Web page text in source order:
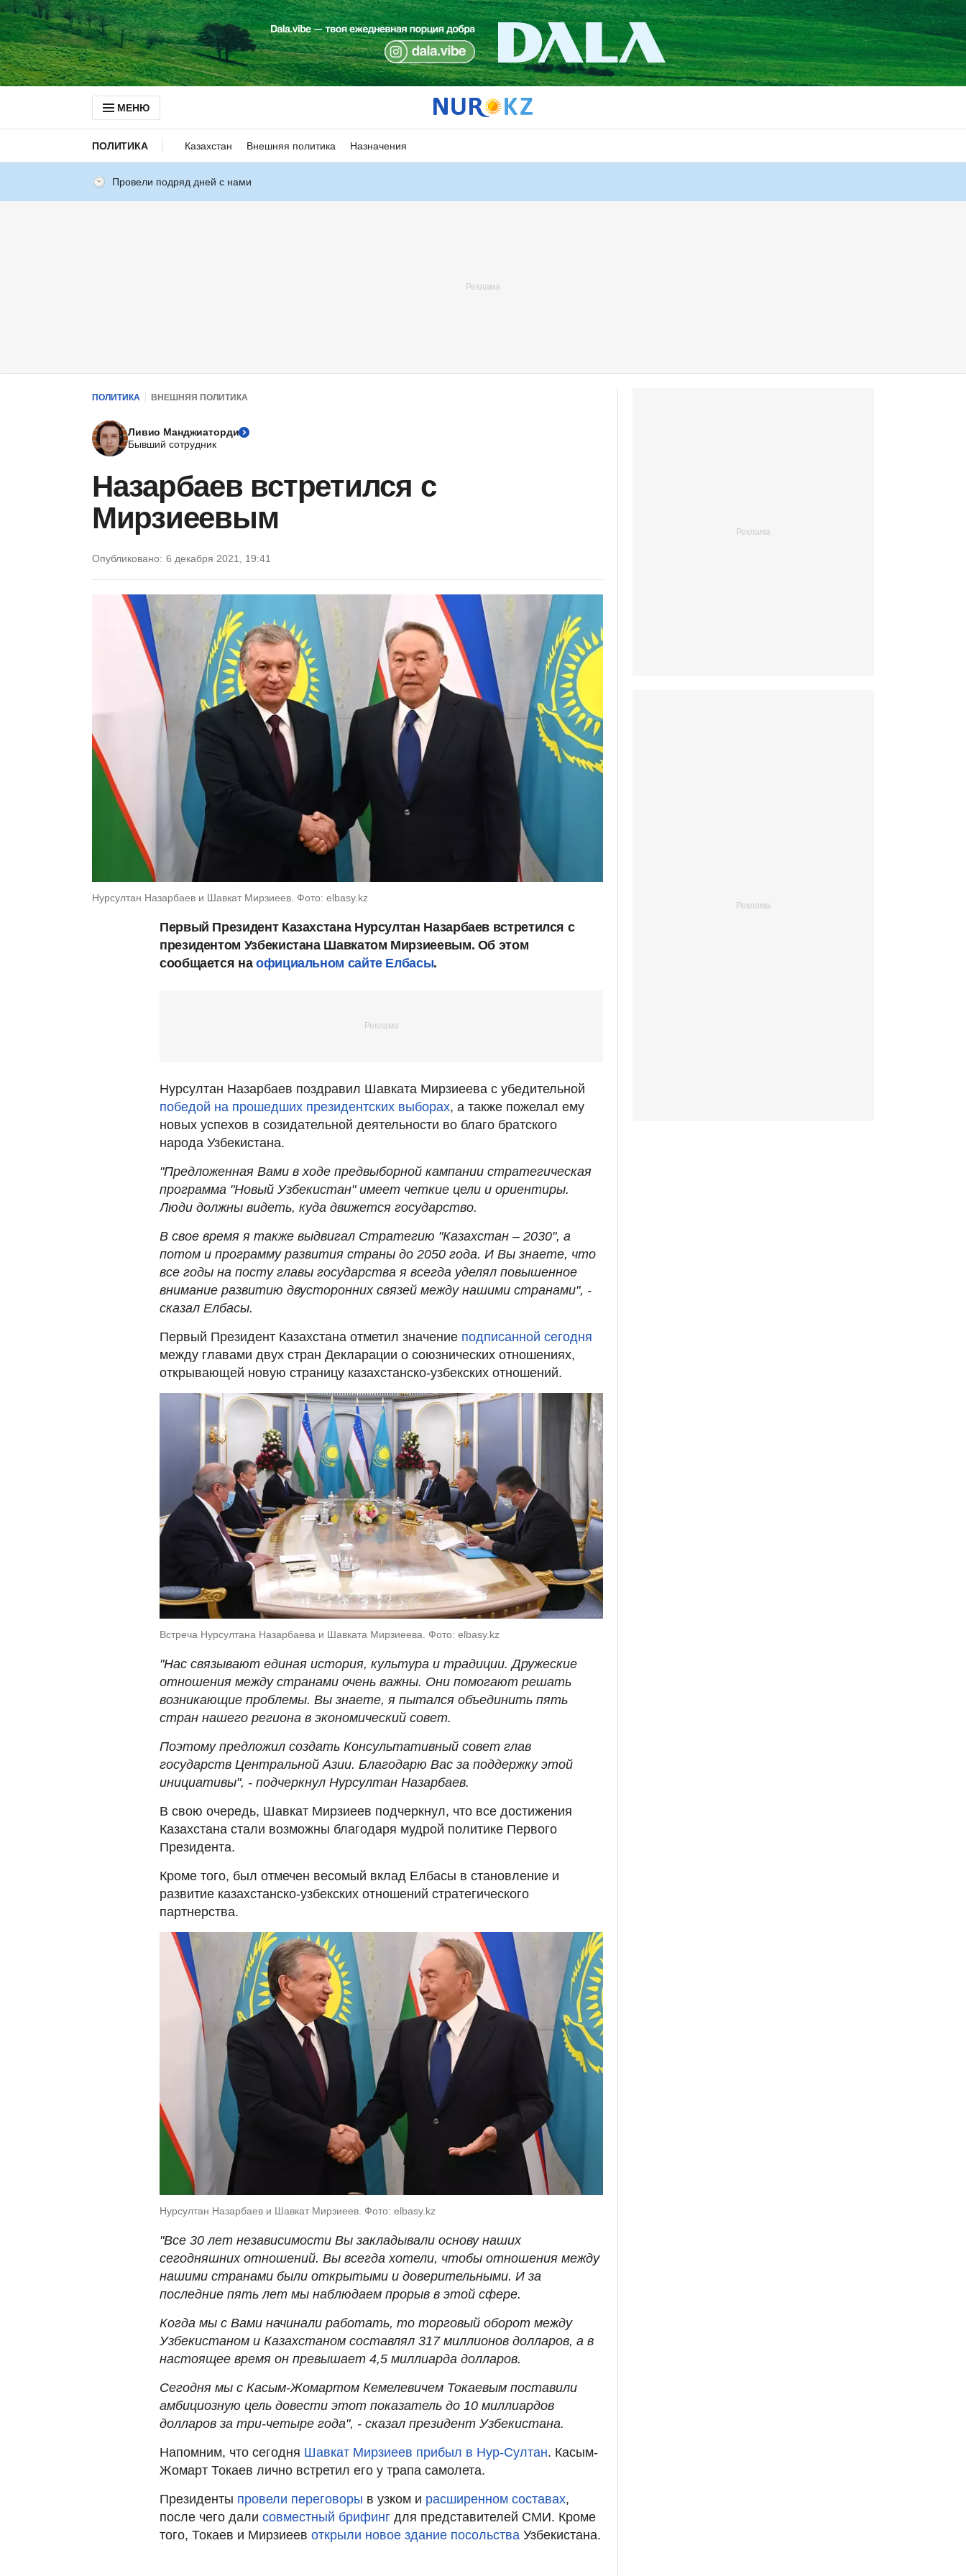
МЕНЮ
ПОЛИТИКА Казахстан Внешняя политика Назначения
Провели подряд дней с нами
ПОЛИТИКА ВНЕШНЯЯ ПОЛИТИКА
Ливио Манджиаторди
Бывший сотрудник
Назарбаев встретился с
Мирзиеевым
Опубликовано: 6 декабря 2021, 19:41
Нурсултан Назарбаев и Шавкат Мирзиеев. Фото: elbasy.kz
Первый Президент Казахстана Нурсултан Назарбаев встретился с
президентом Узбекистана Шавкатом Мирзиеевым. Об этом
сообщается на официальном сайте Елбасы.
Нурсултан Назарбаев поздравил Шавката Мирзиеева с убедительной
победой на прошедших президентских выборах, а также пожелал ему
новых успехов в созидательной деятельности во благо братского
народа Узбекистана.
"Предложенная Вами в ходе предвыборной кампании стратегическая
программа "Новый Узбекистан" имеет четкие цели и ориентиры.
Люди должны видеть, куда движется государство.
В свое время я также выдвигал Стратегию "Казахстан – 2030", а
потом и программу развития страны до 2050 года. И Вы знаете, что
все годы на посту главы государства я всегда уделял повышенное
внимание развитию двусторонних связей между нашими странами", -
сказал Елбасы.
Первый Президент Казахстана отметил значение подписанной сегодня
между главами двух стран Декларации о союзнических отношениях,
открывающей новую страницу казахстанско-узбекских отношений.
Встреча Нурсултана Назарбаева и Шавката Мирзиеева. Фото: elbasy.kz
"Нас связывают единая история, культура и традиции. Дружеские
отношения между странами очень важны. Они помогают решать
возникающие проблемы. Вы знаете, я пытался объединить пять
стран нашего региона в экономический совет.
Поэтому предложил создать Консультативный совет глав
государств Центральной Азии. Благодарю Вас за поддержку этой
инициативы", - подчеркнул Нурсултан Назарбаев.
В свою очередь, Шавкат Мирзиеев подчеркнул, что все достижения
Казахстана стали возможны благодаря мудрой политике Первого
Президента.
Кроме того, был отмечен весомый вклад Елбасы в становление и
развитие казахстанско-узбекских отношений стратегического
партнерства.
Нурсултан Назарбаев и Шавкат Мирзиеев. Фото: elbasy.kz
"Все 30 лет независимости Вы закладывали основу наших
сегодняшних отношений. Вы всегда хотели, чтобы отношения между
нашими странами были открытыми и доверительными. И за
последние пять лет мы наблюдаем прорыв в этой сфере.
Когда мы с Вами начинали работать, то торговый оборот между
Узбекистаном и Казахстаном составлял 317 миллионов долларов, а в
настоящее время он превышает 4,5 миллиарда долларов.
Сегодня мы с Касым-Жомартом Кемелевичем Токаевым поставили
амбициозную цель довести этот показатель до 10 миллиардов
долларов за три-четыре года", - сказал президент Узбекистана.
Напомним, что сегодня Шавкат Мирзиеев прибыл в Нур-Султан. Касым-
Жомарт Токаев лично встретил его у трапа самолета.
Президенты провели переговоры в узком и расширенном составах,
после чего дали совместный брифинг для представителей СМИ. Кроме
того, Токаев и Мирзиеев открыли новое здание посольства Узбекистана.